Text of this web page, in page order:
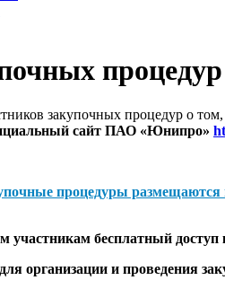
процедур
закупочных процедур о
сайт ПАО «Юнипро»
процедуры размещаются
бесплатный
организации и проведения